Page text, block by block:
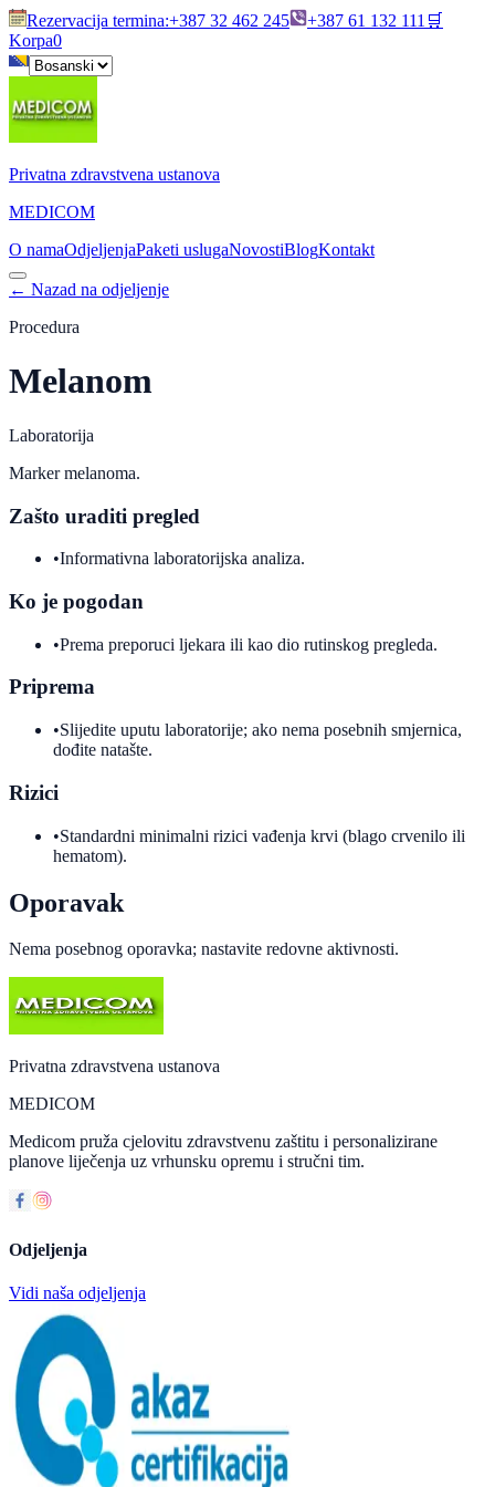
Rezervacija termina:+387 32 462 245 +387 61 132 111 🛒
Korpa0
Privatna zdravstvena ustanova
MEDICOM
O namaOdjeljenjaPaketi uslugaNovostiBlogKontakt
← Nazad na odjeljenje
Procedura
Melanom
Laboratorija
Marker melanoma.
Zašto uraditi pregled
•Informativna laboratorijska analiza.
Ko je pogodan
•Prema preporuci ljekara ili kao dio rutinskog pregleda.
Priprema
•Slijedite uputu laboratorije; ako nema posebnih smjernica,
dođite natašte.
Rizici
•Standardni minimalni rizici vađenja krvi (blago crvenilo ili
hematom).
Oporavak
Nema posebnog oporavka; nastavite redovne aktivnosti.
Privatna zdravstvena ustanova
MEDICOM
Medicom pruža cjelovitu zdravstvenu zaštitu i personalizirane
planove liječenja uz vrhunsku opremu i stručni tim.
Odjeljenja
Vidi naša odjeljenja